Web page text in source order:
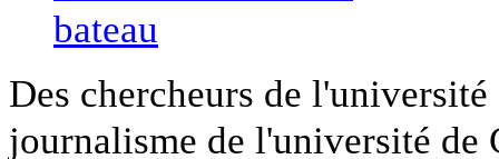
Des chercheurs de
journalisme de l'université